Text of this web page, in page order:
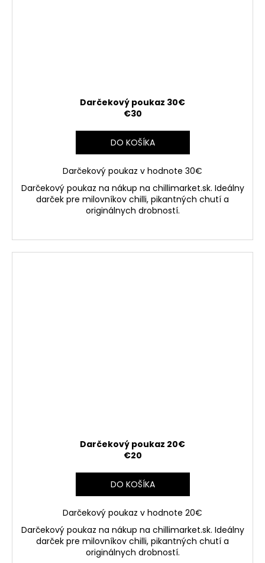
Darčekový poukaz 30€
€30
DO KOŠÍKA
Darčekový poukaz v hodnote 30€
Darčekový poukaz na nákup na chillimarket.sk. Ideálny
darček pre milovníkov chilli, pikantných chutí a
originálnych drobností.
Darčekový poukaz 20€
€20
DO KOŠÍKA
Darčekový poukaz v hodnote 20€
Darčekový poukaz na nákup na chillimarket.sk. Ideálny
darček pre milovníkov chilli, pikantných chutí a
originálnych drobností.